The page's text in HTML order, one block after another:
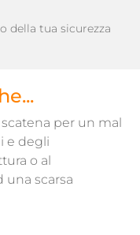
della tua sicurezza
per un mal
e degli
o al
una scarsa